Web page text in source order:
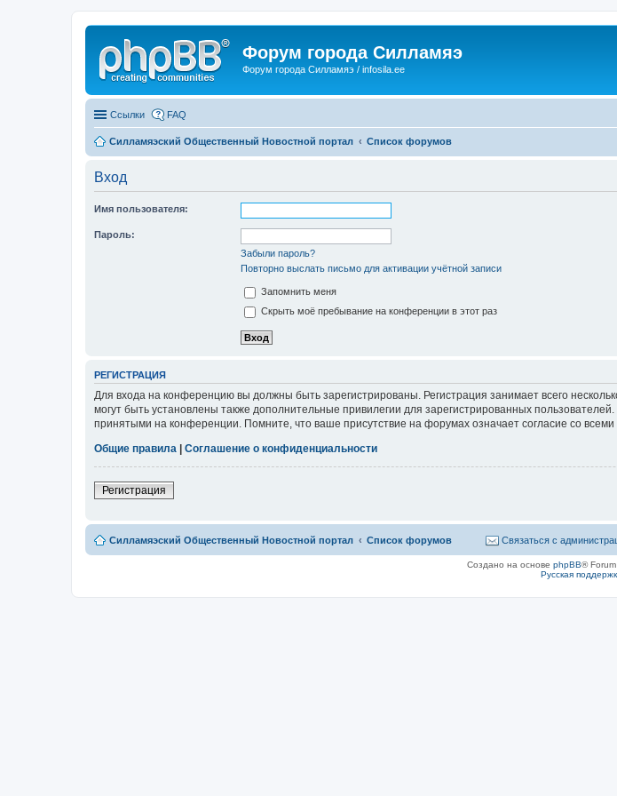
Форум города Силламяэ
Форум города Силламяэ / infosila.ee
Ссылки FAQ
Силламяэский Общественный Новостной портал Список форумов
Вход
Имя пользователя:
Пароль:
Забыли пароль?
Повторно выслать письмо для активации учётной записи
Запомнить меня
Скрыть моё пребывание на конференции в этот раз
РЕГИСТРАЦИЯ
Для входа на конференцию вы должны быть зарегистрированы. Регистрация занимает всего
могут быть установлены также дополнительные привилегии для зарегистрированных
принятыми на конференции. Помните, что ваше присутствие на форумах означает согласие со
Общие правила
Соглашение о конфиденциальности
Регистрация
Силламяэский Общественный Новостной портал Список форумов Связаться с
Создано на основе phpBB®
Русская